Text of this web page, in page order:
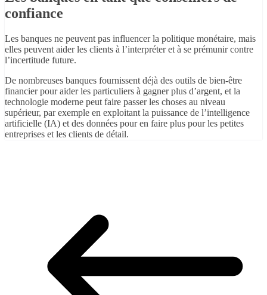
confiance
Les banques ne peuvent pas influencer la politique monétaire, mais
elles peuvent aider les clients à l’interpréter et à se prémunir contre
l’incertitude future.
De nombreuses banques fournissent déjà des outils de bien-être
financier pour aider les particuliers à gagner plus d’argent, et la
technologie moderne peut faire passer les choses au niveau
supérieur, par exemple en exploitant la puissance de l’intelligence
artificielle (IA) et des données pour en faire plus pour les petites
entreprises et les clients de détail.